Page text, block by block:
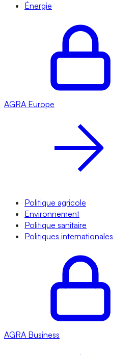
Énergie
AGRA Europe
Politique agricole
Environnement
Politique sanitaire
Politiques internationales
AGRA Business